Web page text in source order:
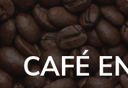
CAFÉ